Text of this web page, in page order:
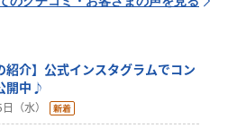
紹介】公式インスタグラムでコン
開中♪
（水）